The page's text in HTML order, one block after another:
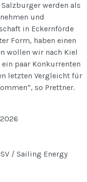
werden als
und
in Eckernförde
Form, haben einen
wollen wir nach Kiel
paar Konkurrenten
letzten Vergleicht für
so Prettner.
/ Sailing Energy